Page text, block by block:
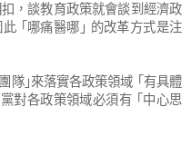
，談教育政策就會談到經濟政
｢哪痛醫哪｣ 的改革方式是注
隊｣來落實各政策領域 ｢有具體
對各政策領域必須有 ｢中心思